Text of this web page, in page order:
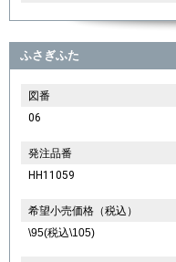
ふさぎふた
図番
06
発注品番
HH11059
希望小売価格（税込）
\95(税込\105)